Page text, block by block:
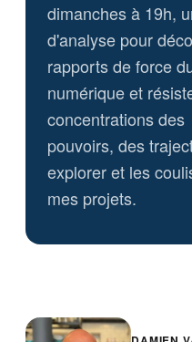
dimanches à 19h,
d'analyse pour
rapports de force
numérique et
concentrations des
pouvoirs, des
explorer et les
mes projets.